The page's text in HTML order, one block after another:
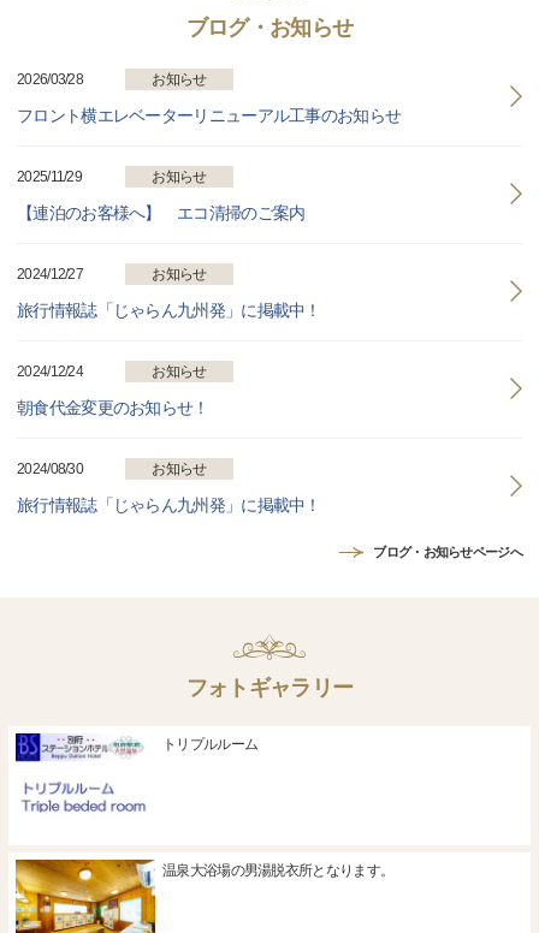
ブログ・お知らせ
2026/03/28 お知らせ
フロント横エレベーターリニューアル工事のお知らせ
2025/11/29 お知らせ
【連泊のお客様へ】 エコ清掃のご案内
2024/12/27 お知らせ
旅行情報誌「じゃらん九州発」に掲載中！
2024/12/24 お知らせ
朝食代金変更のお知らせ！
2024/08/30 お知らせ
旅行情報誌「じゃらん九州発」に掲載中！
ブログ・お知らせページへ
フォトギャラリー
トリプルルーム
温泉大浴場の男湯脱衣所となります。